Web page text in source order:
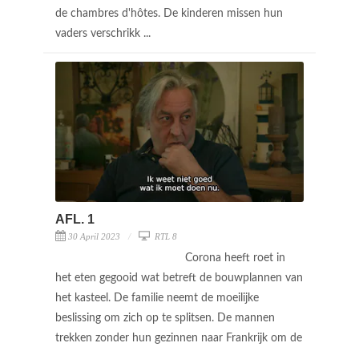
de chambres d'hôtes. De kinderen missen hun
vaders verschrikk ...
AFL. 1
30 April 2023 RTL 8
Corona heeft roet in
het eten gegooid wat betreft de bouwplannen van
het kasteel. De familie neemt de moeilijke
beslissing om zich op te splitsen. De mannen
trekken zonder hun gezinnen naar Frankrijk om de